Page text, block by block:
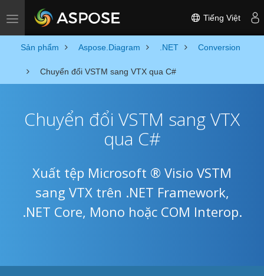
Toggle navigation Tiếng Việt
Sản phẩm Aspose.Diagram .NET Conversion
Chuyển đổi VSTM sang VTX qua C#
Chuyển đổi VSTM sang VTX
qua C#
Xuất tệp Microsoft ® Visio VSTM
sang VTX trên .NET Framework,
.NET Core, Mono hoặc COM Interop.